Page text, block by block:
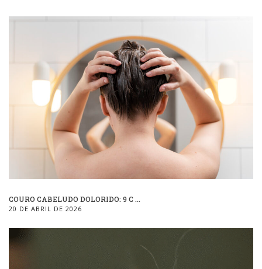
COURO CABELUDO DOLORIDO: 9 C ...
20 DE ABRIL DE 2026